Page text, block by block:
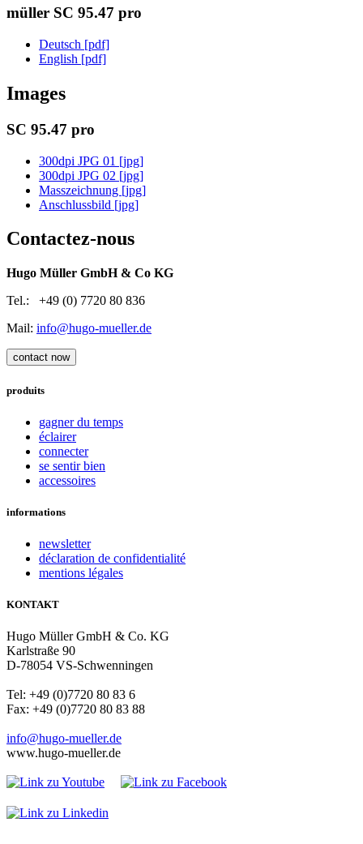
müller SC 95.47 pro
Deutsch [pdf]
English [pdf]
Images
SC 95.47 pro
300dpi JPG 01 [jpg]
300dpi JPG 02 [jpg]
Masszeichnung [jpg]
Anschlussbild [jpg]
Contactez-nous
Hugo Müller GmbH & Co KG
Tel.: +49 (0) 7720 80 836
Mail: info@hugo-mueller.de
contact now
produits
gagner du temps
éclairer
connecter
se sentir bien
accessoires
informations
newsletter
déclaration de confidentialité
mentions légales
KONTAKT
Hugo Müller GmbH & Co. KG
Karlstraße 90
D-78054 VS-Schwenningen
Tel: +49 (0)7720 80 83 6
Fax: +49 (0)7720 80 83 88
info@hugo-mueller.de
www.hugo-mueller.de